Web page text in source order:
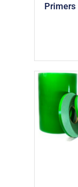
Primers